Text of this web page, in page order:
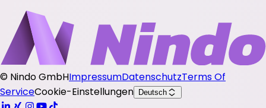
© Nindo GmbHImpressumDatenschutzTerms Of
ServiceCookie-Einstellungen Deutsch